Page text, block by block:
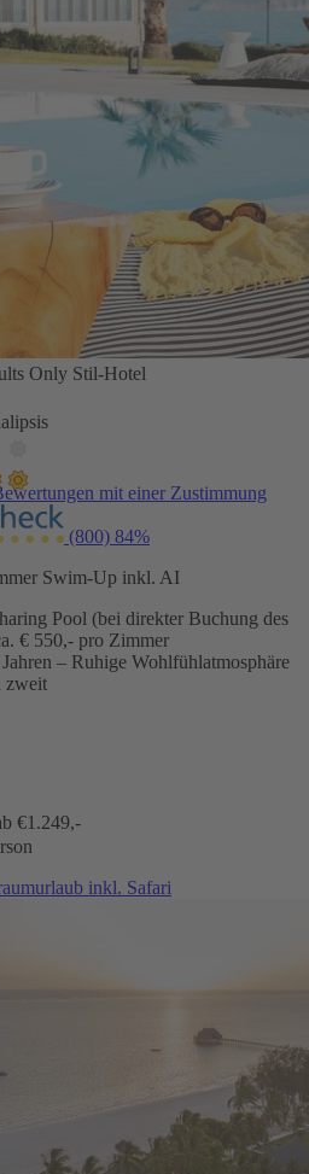
Only Stil-Hotel
mit einer Zustimmung
(800) 84%
Swim-Up inkl. AI
Pool (bei direkter Buchung des
€ 550,- pro Zimmer
– Ruhige Wohlfühlatmosphäre
zweit
€1.249,-
inkl. Safari